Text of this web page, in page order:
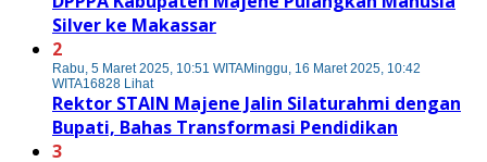
Silver ke Makassar
2
Rabu, 5 Maret 2025, 10:51 WITAMinggu, 16 Maret 2025, 10:42
WITA16828 Lihat
Rektor STAIN Majene Jalin Silaturahmi dengan
Bupati, Bahas Transformasi Pendidikan
3